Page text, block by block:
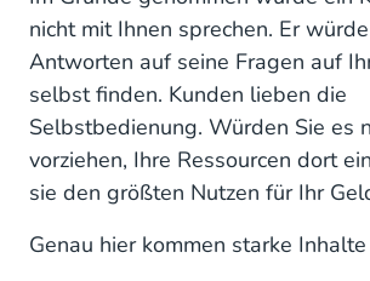
nicht mit Ihnen sprechen. Er
Antworten auf seine Fragen auf
selbst finden. Kunden lieben die
Selbstbedienung. Würden Sie es
vorziehen, Ihre Ressourcen dort
sie den größten Nutzen für Ihr
Genau hier kommen starke